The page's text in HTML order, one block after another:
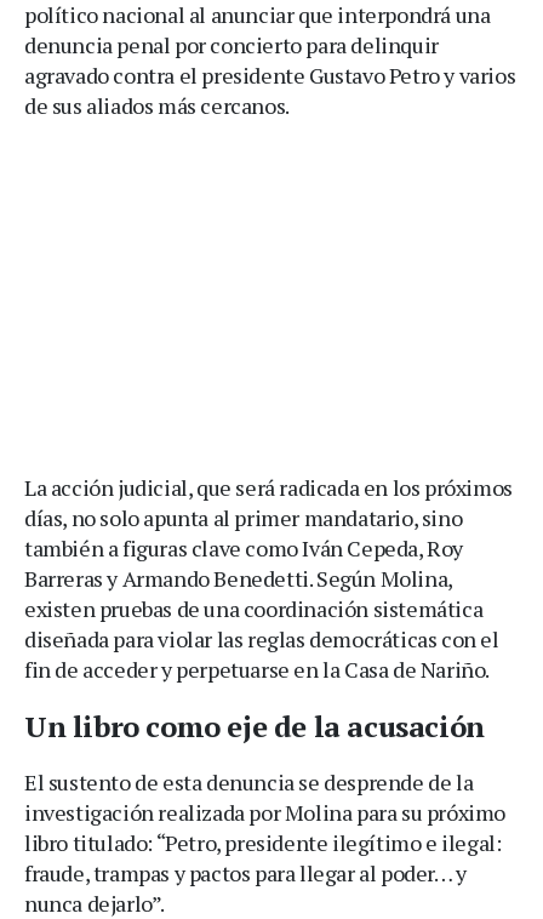
político nacional al anunciar que interpondrá una
denuncia penal por concierto para delinquir
agravado contra el presidente Gustavo Petro y varios
de sus aliados más cercanos.
La acción judicial, que será radicada en los próximos
días, no solo apunta al primer mandatario, sino
también a figuras clave como Iván Cepeda, Roy
Barreras y Armando Benedetti. Según Molina,
existen pruebas de una coordinación sistemática
diseñada para violar las reglas democráticas con el
fin de acceder y perpetuarse en la Casa de Nariño.
Un libro como eje de la acusación
El sustento de esta denuncia se desprende de la
investigación realizada por Molina para su próximo
libro titulado: “Petro, presidente ilegítimo e ilegal:
fraude, trampas y pactos para llegar al poder… y
nunca dejarlo”.